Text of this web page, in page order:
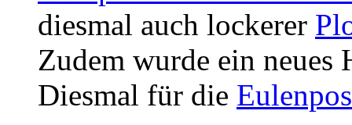
diesmal auch lockerer
Zudem wurde ein
Diesmal für die